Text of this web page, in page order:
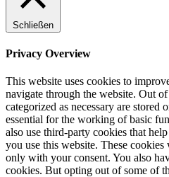
Schließen
Privacy Overview
This website uses cookies to
navigate through the website. Out
categorized as necessary are stored
essential for the working of basic
also use third-party cookies that
you use this website. These
only with your consent. You also
cookies. But opting out of some of